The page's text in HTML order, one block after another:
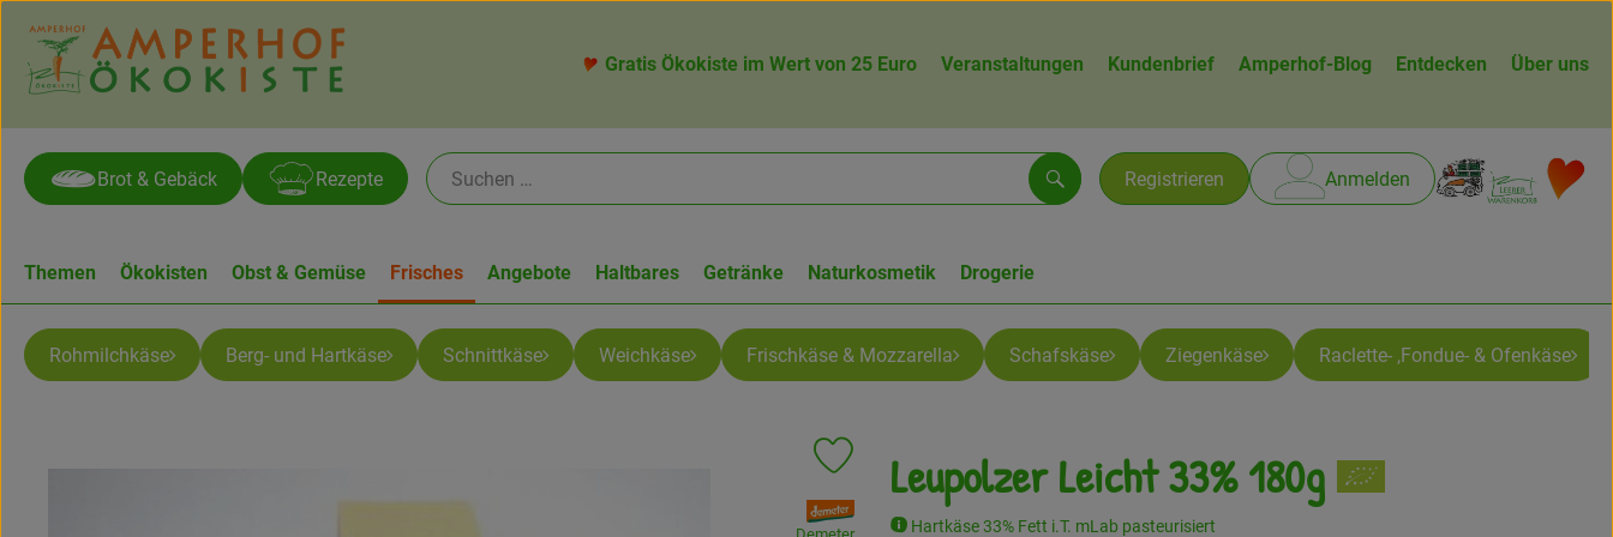
Gratis Ökokiste im Wert von 25 Euro Veranstaltungen Kundenbrief Amperhof-Blog Entdecken Über uns
Registrieren Anmelden
Suchen
Brot & Gebäck Rezepte
Themen Ökokisten Obst & Gemüse Frisches Angebote Haltbares Getränke Naturkosmetik Drogerie
Rohmilchkäse Berg- und Hartkäse Schnittkäse Weichkäse Frischkäse & Mozzarella Schafskäse Ziegenkäse Raclette- ,Fondue- & Ofenkäse
Leupolzer Leicht 33% 180g
Hartkäse 33% Fett i.T. mLab pasteurisiert
Produkt zu Favouriten hinzufügen
, Verband: